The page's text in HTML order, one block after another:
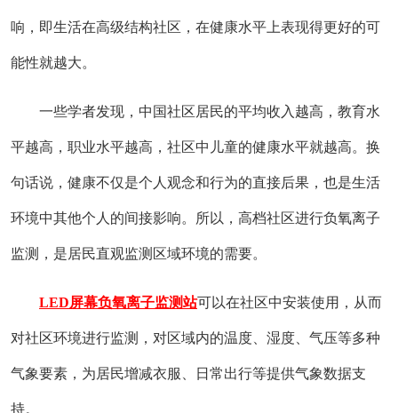
响，即生活在高级结构社区，在健康水平上表现得更好的可
能性就越大。
一些学者发现，中国社区居民的平均收入越高，教育水
平越高，职业水平越高，社区中儿童的健康水平就越高。换
句话说，健康不仅是个人观念和行为的直接后果，也是生活
环境中其他个人的间接影响。所以，高档社区进行负氧离子
监测，是居民直观监测区域环境的需要。
LED屏幕负氧离子监测站可以在社区中安装使用，从而
对社区环境进行监测，对区域内的温度、湿度、气压等多种
气象要素，为居民增减衣服、日常出行等提供气象数据支
持。